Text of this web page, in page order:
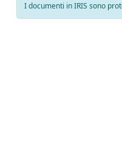
I documenti in IRIS sono